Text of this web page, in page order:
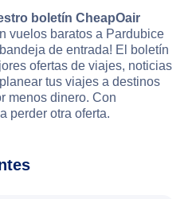
boletín CheapOair
vuelos baratos a Pardubice
de entrada! El boletín
ofertas de viajes, noticias
tus viajes a destinos
menos dinero. Con
perder otra oferta.